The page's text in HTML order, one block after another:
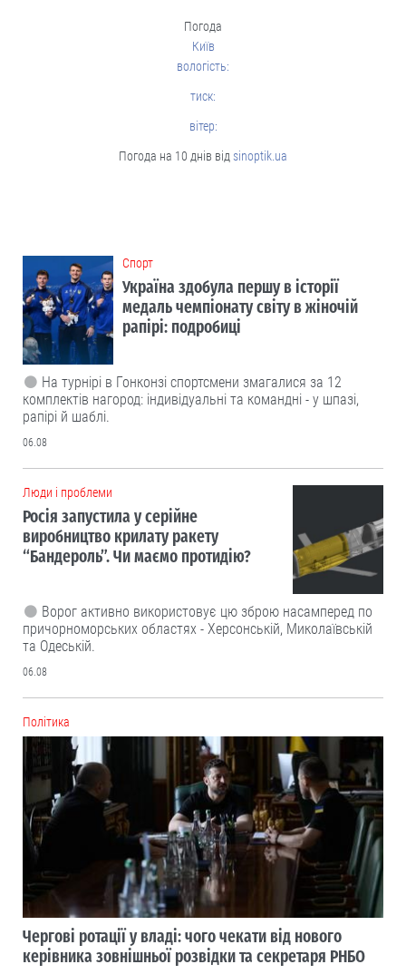
Погода
Київ
вологість:
тиск:
вітер:
Погода на 10 днів від sinoptik.ua
Cпорт
Україна здобула першу в історії
медаль чемпіонату світу в жіночій
рапірі: подробиці
На турнірі в Гонконзі спортсмени змагалися за 12
комплектів нагород: індивідуальні та командні - у шпазі,
рапірі й шаблі.
06.08
Люди і проблеми
Росія запустила у серійне
виробництво крилату ракету
“Бандероль”. Чи маємо протидію?
Ворог активно використовує цю зброю насамперед по
причорноморських областях - Херсонській, Миколаївській
та Одеській.
06.08
Політика
Чергові ротації у владі: чого чекати від нового
керівника зовнішньої розвідки та секретаря РНБО